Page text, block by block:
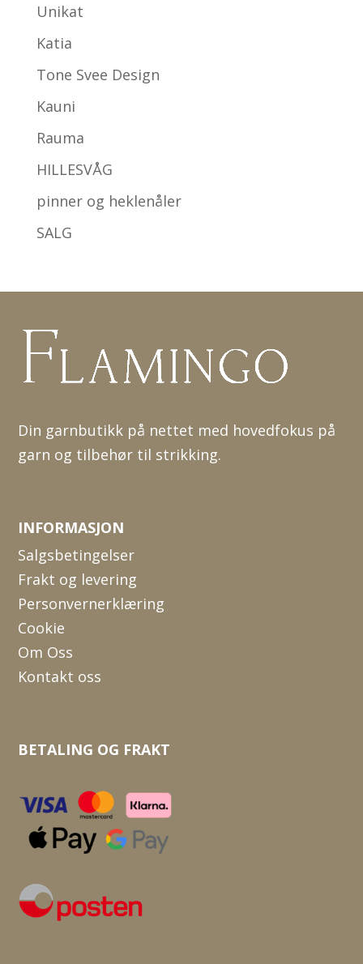
Unikat
Katia
Tone Svee Design
Kauni
Rauma
HILLESVÅG
pinner og heklenåler
SALG
Din garnbutikk på nettet med hovedfokus på
garn og tilbehør til strikking.
INFORMASJON
Salgsbetingelser
Frakt og levering
Personvernerklæring
Cookie
Om Oss
Kontakt oss
BETALING OG FRAKT